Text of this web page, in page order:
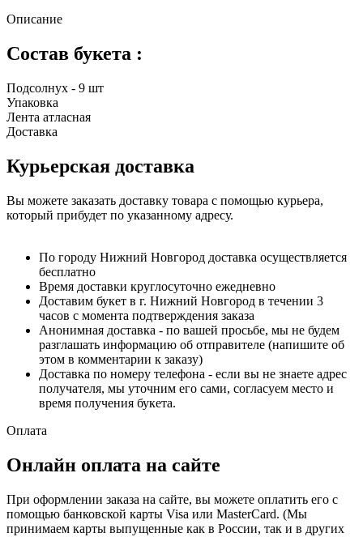
Описание
Состав букета :
Подсолнух - 9 шт
Упаковка
Лента атласная
Доставка
Курьерская доставка
Вы можете заказать доставку товара с помощью курьера,
который прибудет по указанному адресу.
По городу Нижний Новгород доставка осуществляется
бесплатно
Время доставки круглосуточно ежедневно
Доставим букет в г. Нижний Новгород в течении 3
часов с момента подтверждения заказа
Анонимная доставка - по вашей просьбе, мы не будем
разглашать информацию об отправителе (напишите об
этом в комментарии к заказу)
Доставка по номеру телефона - если вы не знаете адрес
получателя, мы уточним его сами, согласуем место и
время получения букета.
Оплата
Онлайн оплата на сайте
При оформлении заказа на сайте, вы можете оплатить его с
помощью банковской карты Visa или MasterCard. (Мы
принимаем карты выпущенные как в России, так и в других